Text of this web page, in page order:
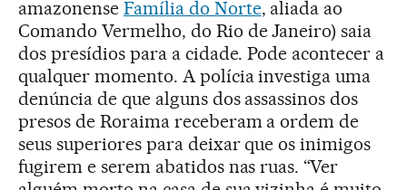
amazonense Família do Norte, aliada ao
Comando Vermelho, do Rio de Janeiro) saia
dos presídios para a cidade. Pode acontecer a
qualquer momento. A polícia investiga uma
denúncia de que alguns dos assassinos dos
presos de Roraima receberam a ordem de
seus superiores para deixar que os inimigos
fugirem e serem abatidos nas ruas. “Ver